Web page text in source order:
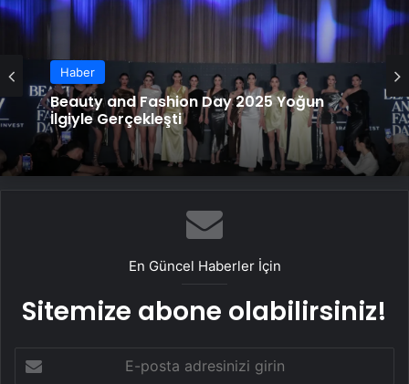
Haber
Beauty and Fashion Day 2025 Yoğun
Haber
Japonya’da ulusal tıp sınavını başarıyla
geçen yapay zeka geliştirildi
En Güncel Haberler İçin
Sitemize abone olabilirsiniz!
posta